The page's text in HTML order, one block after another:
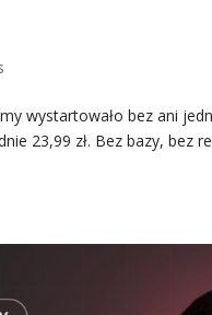
wystartowało bez ani
23,99 zł. Bez bazy, bez